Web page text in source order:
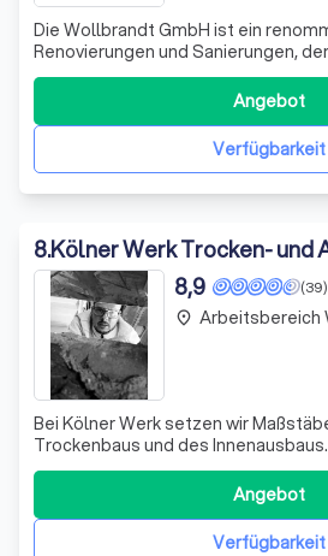
Die Wollbrandt GmbH ist ein
Renovierungen und Sanierungen,
Expertise im Dachausbau und der
Dachstühlen auszeichnet. Seit 1976
einem Sägewerk zu einer Zimmerei
einer Dachdeckerei entwickelt. Mit
Verfügbarkeit
Angebot
8.Kölner Werk Trocken- und
(39)
8,9
Bei Kölner Werk setzen wir
Trockenbaus und des
Team aus Fachleuten bringt
tiefgreifendes Know-how in jedes
Angriff nehmen. Wir spezialisieren
Reparatur und InstandhaltuVerfügbarkeit
Angebot
place Arbeitsbereich